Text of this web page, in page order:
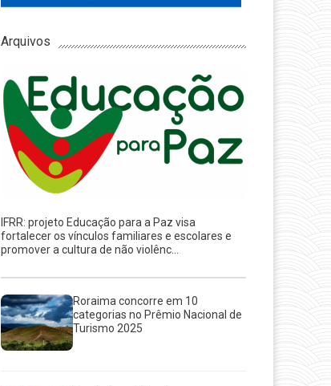
Arquivos
IFRR: projeto Educação para a Paz visa
fortalecer os vínculos familiares e escolares e
promover a cultura de não violênc...
Roraima concorre em 10
categorias no Prêmio Nacional de
Turismo 2025